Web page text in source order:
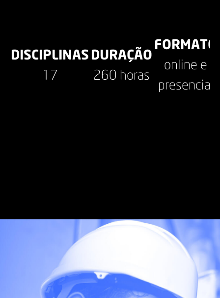
DISCIPLINAS
17
DURAÇÃO
260 horas
FORMATO
online e
presencial